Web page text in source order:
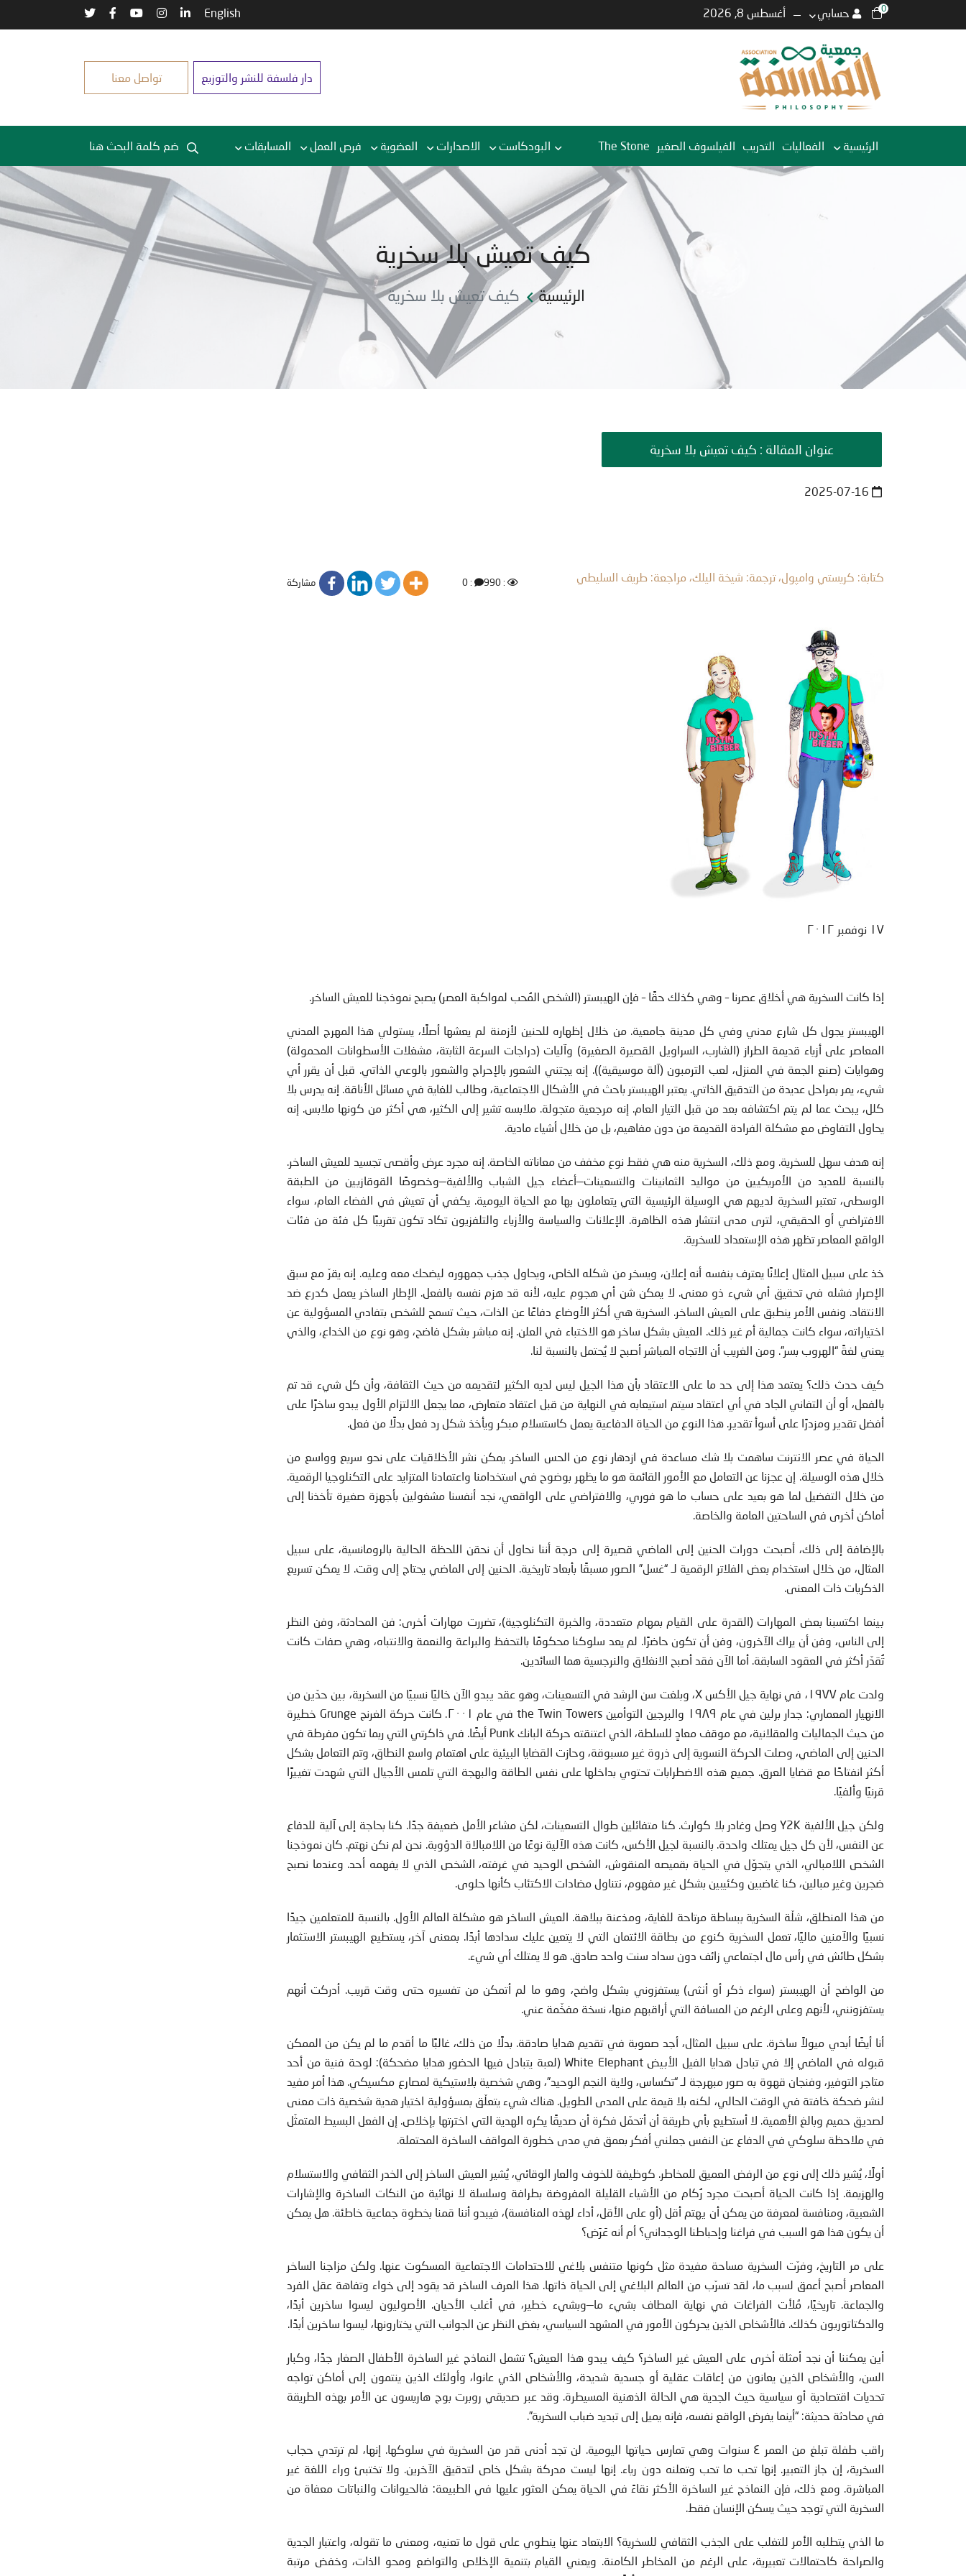
0 حسابي أغسطس 8, 2026 English
دار فلسفة للنشر والتوزيع تواصل معنا
الرئيسية الفعاليات التدريب الفيلسوف الصغير The Stone البودكاست الاصدارات العضوية فرص العمل المسابقات
كيف تعيش بلا سخرية
الرئيسية كيف تعيش بلا سخرية
عنوان المقالة : كيف تعيش بلا سخرية
كتابة: كريستي وامپول، ترجمة: شيخة اليلك، مراجعة: طريف السليطي : 990
: 0 مشاركة
١٧ نوفمبر ٢٠١٢
إذا كانت السخرية هي أخلاق عصرنا – وهي كذلك حقًا – فإن الهيبستر (الشخص المُحب لمواكبة العصر) يصبح نموذجنا للعيش الساخر.
الهيبستر يجول كل شارع مدني وفي كل مدينة جامعية. من خلال إظهاره للحنين لأزمنة لم يعشها أصلًا، يستولي هذا المهرج المدني
المعاصر على أزياء قديمة الطراز (الشارب، السراويل القصيرة الصغيرة) وآليات (دراجات السرعة الثابتة، مشغلات الأسطوانات المحمولة)
وهوايات (صنع الجعة في المنزل، لعب الترمبون (آلة موسيقية)). إنه يجتني الشعور بالإحراج والشعور بالوعي الذاتي. قبل أن يقرر أي
شيء، يمر بمراحل عديدة من التدقيق الذاتي. يعتبر الهيبستر باحث في الأشكال الاجتماعية، وطالب للغاية في مسائل الأناقة. إنه يدرس بلا
كلل، يبحث عما لم يتم اكتشافه بعد من قبل التيار العام. إنه مرجعية متجولة. ملابسه تشير إلى الكثير، هي أكثر من كونها ملابس. إنه
يحاول التفاوض مع مشكلة الفرادة القديمة من دون مفاهيم، بل من خلال أشياء مادية.
إنه هدف سهل للسخرية. ومع ذلك، السخرية منه هي فقط نوع مخفف من معاناته الخاصة. إنه مجرد عرض وأقصى تجسيد للعيش الساخر.
بالنسبة للعديد من الأمريكيين من مواليد الثمانينات والتسعينات—أعضاء جيل الشباب والألفية—وخصوصًا القوقازيين من الطبقة
الوسطى، تعتبر السخرية لديهم هي الوسيلة الرئيسية التي يتعاملون بها مع الحياة اليومية. يكفي أن تعيش في الفضاء العام، سواء
الافتراضي أو الحقيقي، لترى مدى انتشار هذه الظاهرة. الإعلانات والسياسة والأزياء والتلفزيون تكاد تكون تقريبًا كل فئة من فئات
الواقع المعاصر تظهر هذه الإستعداد للسخرية.
خذ على سبيل المثال إعلانًا يعترف بنفسه أنه إعلان، ويسخر من شكله الخاص، ويحاول جذب جمهوره ليضحك معه وعليه. إنه يقرّ مع سبق
الإصرار فشله في تحقيق أي شيء ذو معنى. لا يمكن شن أي هجوم عليه، لأنه قد هزم نفسه بالفعل. الإطار الساخر يعمل كدرع ضد
الانتقاد. ونفس الأمر ينطبق على العيش الساخر. السخرية هي أكثر الأوضاع دفاعًا عن الذات، حيث تسمح للشخص بتفادي المسؤولية عن
اختياراته، سواء كانت جمالية أم غير ذلك. العيش بشكل ساخر هو الاختباء في العلن. إنه مباشر بشكل فاضح، وهو نوع من الخداع، والذي
يعني لغةً “الهروب بسر”. ومن الغريب أن الاتجاه المباشر أصبح لا يُحتمل بالنسبة لنا.
كيف حدث ذلك؟ يعتمد هذا إلى حد ما على الاعتقاد بأن هذا الجيل ليس لديه الكثير لتقديمه من حيث الثقافة، وأن كل شيء قد تم
بالفعل، أو أن التفاني الجاد في أي اعتقاد سيتم استيعابه في النهاية من قبل اعتقاد متعارض، مما يجعل الالتزام الأول يبدو ساخرًا على
أفضل تقدير ومزدرًا على أسوأ تقدير. هذا النوع من الحياة الدفاعية يعمل كاستسلام مبكر ويأخذ شكل رد فعل بدلًا من فعل.
الحياة في عصر الانترنت ساهمت بلا شك مساعدة في ازدهار نوع من الحس الساخر. يمكن نشر الأخلاقيات على نحو سريع وواسع من
خلال هذه الوسيلة. إن عجزنا عن التعامل مع الأمور القائمة هو ما يظهر بوضوح في استخدامنا واعتمادنا المتزايد على التكنلوجيا الرقمية.
من خلال التفضيل لما هو بعيد على حساب ما هو فوري، والافتراضي على الواقعي، نجد أنفسنا مشغولين بأجهزة صغيرة تأخذنا إلى
أماكن أخرى في الساحتين العامة والخاصة.
بالإضافة إلى ذلك، أصبحت دورات الحنين إلى الماضي قصيرة إلى درجة أننا نحاول أن نحقن اللحظة الحالية بالرومانسية، على سبيل
المثال، من خلال استخدام بعض الفلاتر الرقمية لـ “غسل” الصور مسبقًا بأبعاد تاريخية. الحنين إلى الماضي يحتاج إلى وقت. لا يمكن تسريع
الذكريات ذات المعنى.
بينما اكتسبنا بعض المهارات (القدرة على القيام بمهام متعددة، والخبرة التكنلوجية)، تضررت مهارات أخرى: فن المحادثة، وفن النظر
إلى الناس، وفن أن يراك الآخرون، وفن أن تكون حاضرًا. لم يعد سلوكنا محكومًا بالتحفظ والبراعة والنعمة والانتباه، وهي صفات كانت
تُقدّر أكثر في العقود السابقة. أما الآن فقد أصبح الانغلاق والنرجسية هما السائدين.
ولدت عام ١٩٧٧، في نهاية جيل الأكس X، وبلغت سن الرشد في التسعينات، وهو عقد يبدو الآن خاليًا نسبيًا من السخرية، بين حدّين من
الانهيار المعماري: جدار برلين في عام ١٩٨٩ والبرجين التوأمين the Twin Towers في عام ٢٠٠١. كانت حركة الغرنج Grunge خطيرة
من حيث الجماليات والعقلانية، مع موقف معادٍ للسلطة، الذي اعتنقته حركة البانك Punk أيضًا. في ذاكرتي التي ربما تكون مفرطة في
الحنين إلى الماضي، وصلت الحركة النسوية إلى ذروة غير مسبوقة، وحازت القضايا البيئية على اهتمام واسع النطاق، وتم التعامل بشكل
أكثر انفتاحًا مع قضايا العرق. جميع هذه الاضطرابات تحتوي بداخلها على نفس الطاقة والبهجة التي تلمس الأجيال التي شهدت تغييرًا
قرنيًا وألفيًا.
ولكن جيل الألفية Y2K وصل وغادر بلا كوارث. كنا متفائلين طوال التسعينات، لكن مشاعر الأمل ضعيفة جدًا. كنا بحاجة إلى آلية للدفاع
عن النفس، لأن كل جيل يمتلك واحدة. بالنسبة لجيل الأكس، كانت هذه الآلية نوعًا من اللامبالاة الدؤوبة. نحن لم نكن نهتم. كان نموذجنا
الشخص اللامبالي، الذي يتجوّل في الحياة بقميصه المنقوش، الشخص الوحيد في غرفته، الشخص الذي لا يفهمه أحد. وعندما نصبح
ضجرين وغير مبالين، كنا غاضبين وكئيبين بشكل غير مفهوم، نتناول مضادات الاكتئاب كأنها حلوى.
من هذا المنطلق، شلّة السخرية ببساطة مرتاحة للغاية، ومذعنة ببلاهة. العيش الساخر هو مشكلة العالم الأول. بالنسبة للمتعلمين جيدًا
نسبيًا والآمنين ماليًا، تعمل السخرية كنوع من بطاقة الائتمان التي لا يتعين عليك سدادها أبدًا. بمعنى آخر، يستطيع الهيبستر الاستثمار
بشكل طائش في رأس مال اجتماعي زائف دون سداد سنت واحد صادق. هو لا يمتلك أي شيء.
من الواضح أن الهيبستر (سواء ذكر أو أنثى) يستفزوني بشكل واضح، وهو ما لم أتمكن من تفسيره حتى وقت قريب. أدركت أنهم
يستفزونني، لأنهم وعلى الرغم من المسافة التي أراقبهم منها، نسخة مفخّمة عني.
أنا أيضًا أبدي ميولاً ساخرة. على سبيل المثال، أجد صعوبة في تقديم هدايا صادقة. بدلًا من ذلك، غالبًا ما أقدم ما لم يكن من الممكن
قبوله في الماضي إلا في تبادل هدايا الفيل الأبيض White Elephant (لعبة يتبادل فيها الحضور هدايا مضحكة): لوحة فنية من أحد
متاجر التوفير، وفنجان قهوة به صور مبهرجة لـ “تكساس، ولاية النجم الوحيد”، وهي شخصية بلاستيكية لمصارع مكسيكي. هذا أمر مفيد
لنشر ضحكة خافتة في الوقت الحالي، لكنه بلا قيمة على المدى الطويل. هناك شيء يتعلّق بمسؤولية اختيار هدية شخصية ذات معنى
لصديق حميم وبالغ الأهمية. لا أستطيع بأي طريقة أن أتحمّل فكرة أن صديقًا يكره الهدية التي اخترتها بإخلاص. إن الفعل البسيط المتمثّل
في ملاحظة سلوكي في الدفاع عن النفس جعلني أفكر بعمق في مدى خطورة المواقف الساخرة المحتملة.
أولًا، يُشير ذلك إلى نوع من الرفض العميق للمخاطر. كوظيفة للخوف والعار الوقائي، يُشير العيش الساخر إلى الخدر الثقافي والاستسلام
والهزيمة. إذا كانت الحياة أصبحت مجرد رُكام من الأشياء القليلة المفروضة بطرافة وسلسلة لا نهائية من النكات الساخرة والإشارات
الشعبية، ومنافسة لمعرفة من يمكن أن يهتم أقل (أو على الأقل، أداء لهذه المنافسة)، فيبدو أننا قمنا بخطوة جماعية خاطئة. هل يمكن
أن يكون هذا هو السبب في فراغنا وإحباطنا الوجداني؟ أم أنه عَرَض؟
على مر التاريخ، وفرّت السخرية مساحة مفيدة مثل كونها متنفس بلاغي للاحتدامات الاجتماعية المسكوت عنها. ولكن مزاجنا الساخر
المعاصر أصبح أعمق لسبب ما، لقد تسرّب من العالم البلاغي إلى الحياة ذاتها. هذا العرف الساخر قد يقود إلى خواء وتفاهة عقل الفرد
والجماعة. تاريخيًا، مُلأت الفراغات في نهاية المطاف بشيء ما—وبشيء خطير، في أغلب الأحيان. الأصوليون ليسوا ساخرين أبدًا،
والدكتاتوريون كذلك. فالأشخاص الذين يحركون الأمور في المشهد السياسي، بغض النظر عن الجوانب التي يختارونها، ليسوا ساخرين أبدًا.
أين يمكننا أن نجد أمثلة أخرى على العيش غير الساخر؟ كيف يبدو هذا العيش؟ تشمل النماذج غير الساخرة الأطفال الصغار جدًا، وكبار
السن، والأشخاص الذين يعانون من إعاقات عقلية أو جسدية شديدة، والأشخاص الذي عانوا، وأولئك الذين ينتمون إلى أماكن تواجه
تحديات اقتصادية أو سياسية حيث الجدية هي الحالة الذهنية المسيطرة. وقد عبر صديقي روبرت بوج هاريسون عن الأمر بهذه الطريقة
في محادثة حديثة: “أينما يفرض الواقع نفسه، فإنه يميل إلى تبديد ضباب السخرية”.
راقب طفلة تبلغ من العمر ٤ سنوات وهي تمارس حياتها اليومية. لن تجد أدنى قدر من السخرية في سلوكها. إنها، لم ترتدي حجاب
السخرية، إن جاز التعبير. إنها تحب ما تحب وتعلنه دون رياء. إنها ليست مدركة بشكل خاص لتدقيق الآخرين. ولا تختبئ وراء اللغة غير
المباشرة. ومع ذلك، فإن النماذج غير الساخرة الأكثر نقاءً في الحياة يمكن العثور عليها في الطبيعة: فالحيوانات والنباتات معفاة من
السخرية التي توجد حيث يسكن الإنسان فقط.
ما الذي يتطلبه الأمر للتغلب على الجذب الثقافي للسخرية؟ الابتعاد عنها ينطوي على قول ما تعنيه، ومعنى ما تقوله، واعتبار الجدية
والصراحة كاحتمالات تعبيرية، على الرغم من المخاطر الكامنة. ويعني القيام بتنمية الإخلاص والتواضع ومحو الذات، وخفض مرتبة